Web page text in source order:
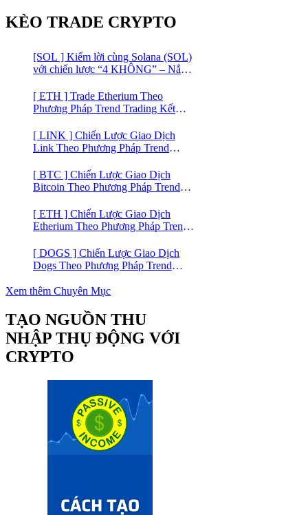
KÈO TRADE CRYPTO
[SOL ] Kiếm lời cùng Solana (SOL)
với chiến lược “4 KHÔNG” – Nắm
lý
[ ETH ] Trade Etherium Theo
Phương Pháp Trend Trading Kết
[ LINK ] Chiến Lược Giao Dịch
Link Theo Phương Pháp Trend
[ BTC ] Chiến Lược Giao Dịch
Bitcoin Theo Phương Pháp Trend
[ ETH ] Chiến Lược Giao Dịch
Etherium Theo Phương Pháp Trend
[ DOGS ] Chiến Lược Giao Dịch
Dogs Theo Phương Pháp Trend
Yết trên Binance
Xem thêm Chuyên Mục
TẠO NGUỒN THU
NHẬP THỤ ĐỘNG VỚI
CRYPTO